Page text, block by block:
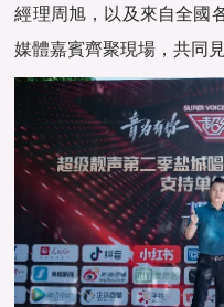
經理周旭，以及來自全國
媒體嘉賓齊聚現場，共同